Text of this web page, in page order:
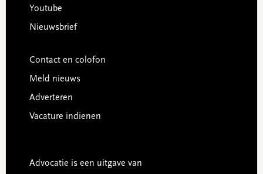
Youtube
Nieuwsbrief
Contact en colofon
Meld nieuws
Adverteren
Vacature indienen
Advocatie is een uitgave van